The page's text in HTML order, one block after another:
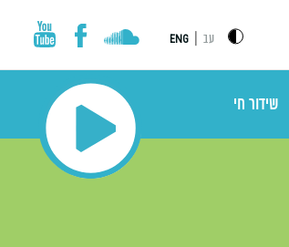
עב ENG
שידור חי